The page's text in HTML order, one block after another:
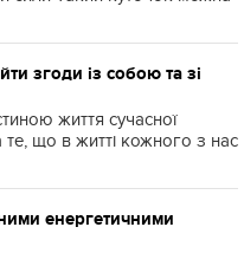
згоди із собою та зі
життя сучасної
що в житті кожного з нас
енергетичними